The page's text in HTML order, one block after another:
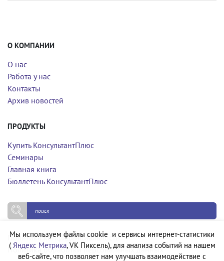
О КОМПАНИИ
О нас
Работа у нас
Контакты
Архив новостей
ПРОДУКТЫ
Купить КонсультантПлюс
Семинары
Главная книга
Бюллетень КонсультантПлюс
Политика конфиденциальности
Политика обработки персональных данных
Мы используем файлы cookie и сервисы интернет-статистики
( Яндекс Метрика, VK Пиксель), для анализа событий на нашем
веб-сайте, что позволяет нам улучшать взаимодействие с